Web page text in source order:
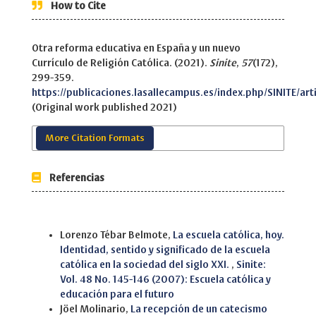
How to Cite
Otra reforma educativa en España y un nuevo
Currículo de Religión Católica. (2021). Sinite, 57(172),
299-359.
https://publicaciones.lasallecampus.es/index.php/SINITE/
(Original work published 2021)
More Citation Formats
Referencias
Lorenzo Tébar Belmote, La escuela católica, hoy.
Identidad, sentido y significado de la escuela
católica en la sociedad del siglo XXI. , Sinite:
Vol. 48 No. 145-146 (2007): Escuela católica y
educación para el futuro
Jöel Molinario, La recepción de un catecismo